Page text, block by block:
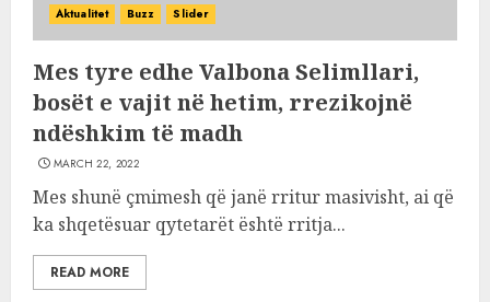
Aktualitet Buzz Slider
Mes tyre edhe Valbona Selimllari,
bosët e vajit në hetim, rrezikojnë
ndëshkim të madh
MARCH 22, 2022
Mes shunë çmimesh që janë rritur masivisht, ai që
ka shqetësuar qytetarët është rritja...
READ MORE